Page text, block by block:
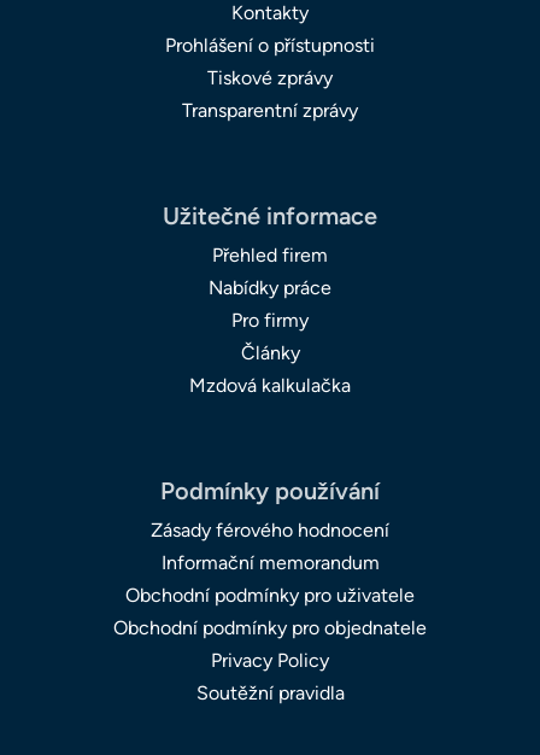
Kontakty
Prohlášení o přístupnosti
Tiskové zprávy
Transparentní zprávy
Užitečné informace
Přehled firem
Nabídky práce
Pro firmy
Články
Mzdová kalkulačka
Podmínky používání
Zásady férového hodnocení
Informační memorandum
Obchodní podmínky pro uživatele
Obchodní podmínky pro objednatele
Privacy Policy
Soutěžní pravidla